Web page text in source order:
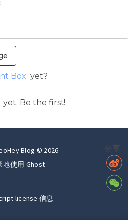
Box yet?
yet. Be the first!
Blog © 2026
地使用 Ghost
license 信息
分享